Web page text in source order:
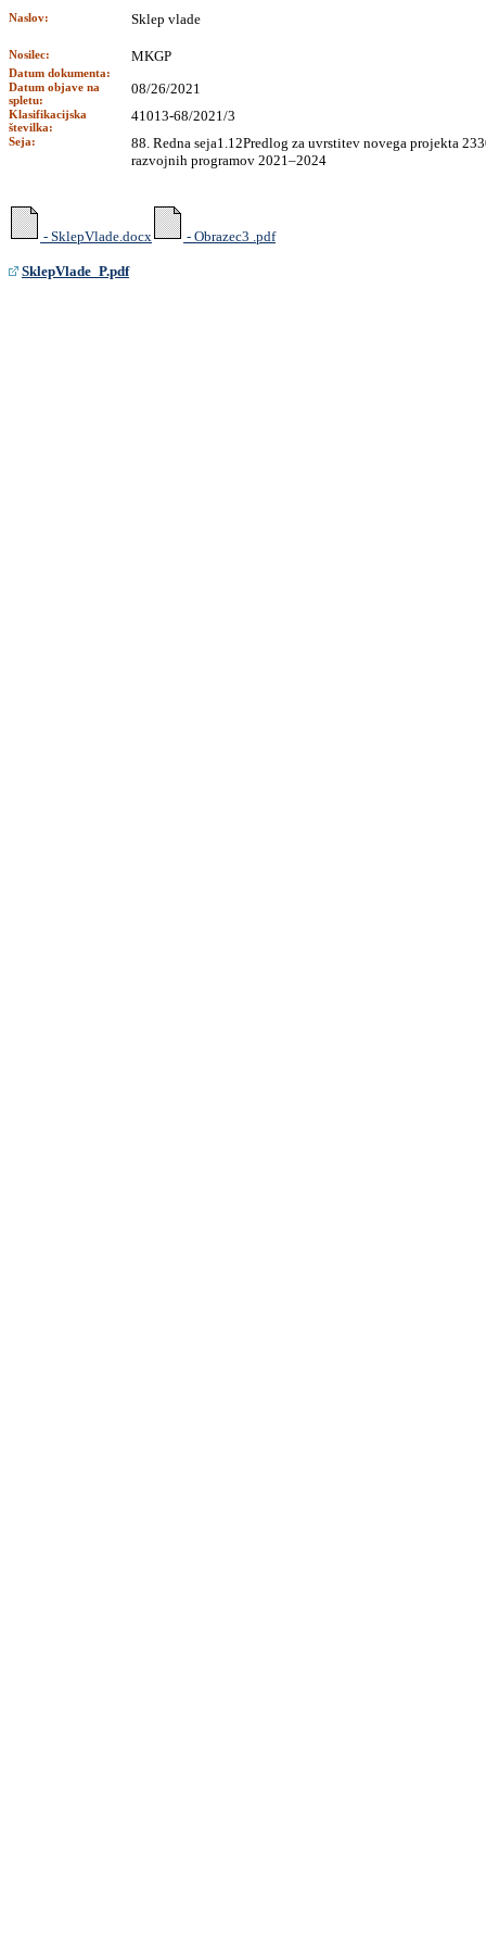
Naslov: Sklep vlade
Nosilec: MKGP
Datum dokumenta:
Datum objave na
spletu:
08/26/2021
Klasifikacijska
številka:
41013-68/2021/3
Seja:
88. Redna seja1.12Predlog za uvrstitev novega projekta
razvojnih programov 2021–2024
- SklepVlade.docx - Obrazec3 .pdf
SklepVlade_P.pdf